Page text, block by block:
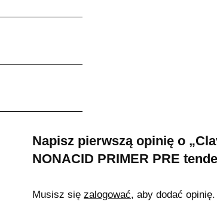
Napisz pierwszą opinię o
NONACID PRIMER PRE
Musisz się zalogować, aby dodać opinię.